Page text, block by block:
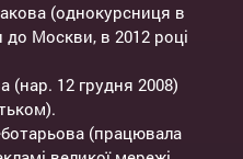
(однокурсниця в
до Москви, в 2012 році
(нар. 12 грудня 2008)
(працювала